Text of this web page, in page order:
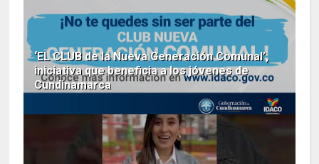
‘EL CLUB de la Nueva Generación Comunal’,
iniciativa que beneficia a los jóvenes de
Cundinamarca